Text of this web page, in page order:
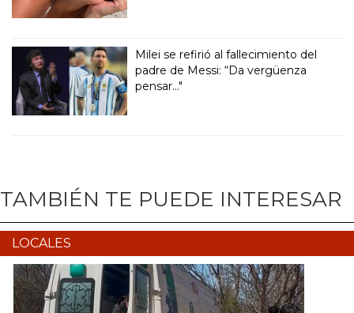
Milei se refirió al fallecimiento del
padre de Messi: “Da vergüenza
pensar..."
TAMBIÉN TE PUEDE INTERESAR
LOCALES